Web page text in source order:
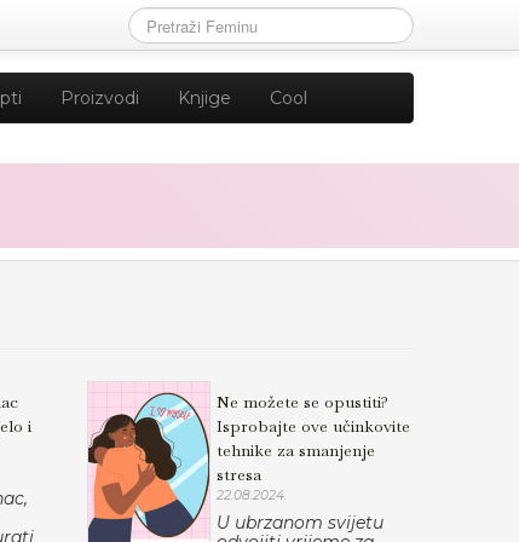
Proizvodi Knjige Cool
i
Ne možete se opustiti?
Isprobajte ove učinkovite
tehnike za smanjenje
stresa
22.08.2024.
U ubrzanom svijetu